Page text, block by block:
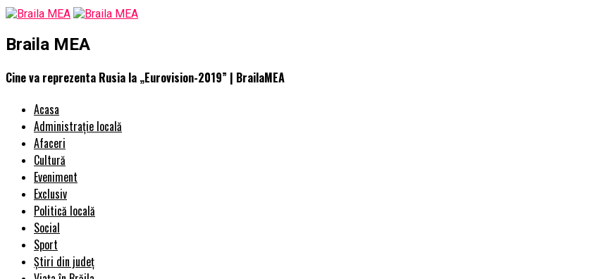
Braila MEA
Cine va reprezenta Rusia la „Eurovision-2019” | BrailaMEA
Acasa
Administrație locală
Afaceri
Cultură
Eveniment
Exclusiv
Politică locală
Social
Sport
Știri din județ